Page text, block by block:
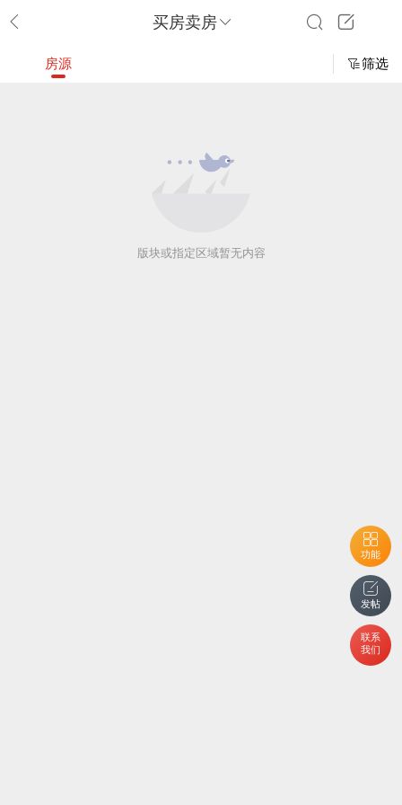
买房卖房
功能
发帖
联系
我们
房源 筛选
版块或指定区域暂无内容